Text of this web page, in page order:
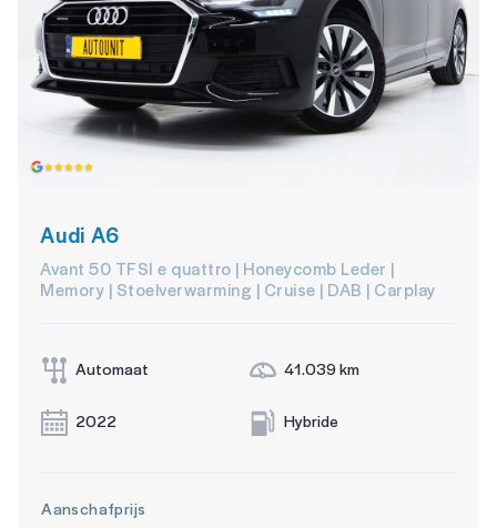
Audi A6
Avant 50 TFSI e quattro | Honeycomb Leder |
Memory | Stoelverwarming | Cruise | DAB | Carplay
Automaat 41.039 km
2022 Hybride
Aanschafprijs